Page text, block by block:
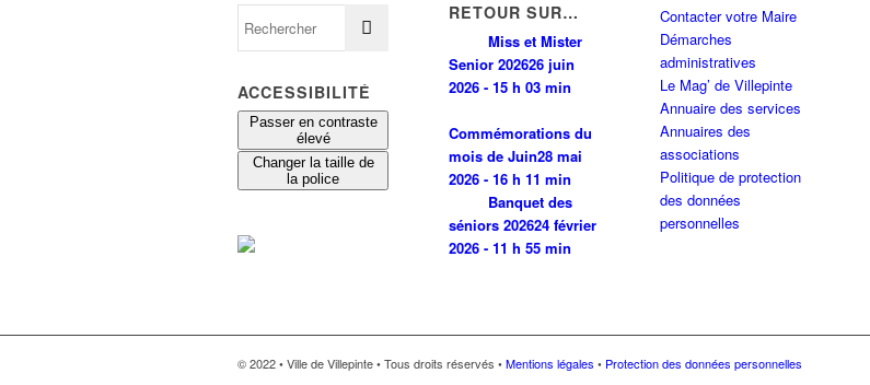
ACCESSIBILITÉ
Passer en contraste
élevé
Changer la taille de
la police
RETOUR SUR…
Miss et Mister
Senior 202626 juin
2026 - 15 h 03 min
Commémorations du
mois de Juin28 mai
2026 - 16 h 11 min
Banquet des
séniors 202624 février
2026 - 11 h 55 min
Contacter votre Maire
Démarches
administratives
Le Mag’ de Villepinte
Annuaire des services
Annuaires des
associations
Politique de protection
des données
personnelles
© 2022 • Ville de Villepinte • Tous droits réservés •Mentions légales • Protection des données personnelles